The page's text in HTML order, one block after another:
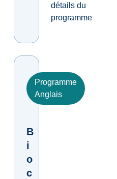
détails du
programme
Programme
Anglais
B
i
o
c